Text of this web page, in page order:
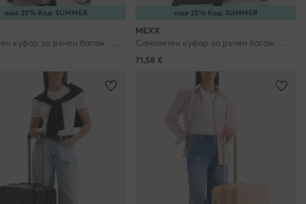
още 25% Код: SUMMER
Самолетен куфар за ръчен багаж · Розов
още 25% Код: SUMMER
MEXX
Самолетен куфар за ръчен багаж · Черен
71,58 €
анализи и да подобряваме качеството на
да инсталират такива файлове на Вашето устройство по
на предоставяне на електронни услуги за Вас, моля,
това, например като влезете на нашия уебсайт и ни
Вашия браузър.
си за използване на файловете ""бисквитки""?
по всяко време - това обаче няма да повлияе на
която сме извършили преди оттеглянето.
""бисквитки""?